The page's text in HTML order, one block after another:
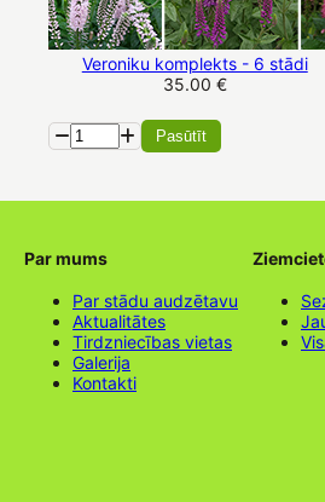
Veroniku komplekts - 6 stādi
35.00 €
Pasūtīt
Par mums
Par stādu audzētavu
Aktualitātes
Tirdzniecības vietas
Galerija
Kontakti